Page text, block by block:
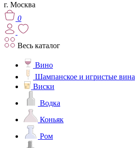
г. Москва
0
Весь каталог
Вино
Шампанское и игристые вина
Виски
Водка
Коньяк
Ром